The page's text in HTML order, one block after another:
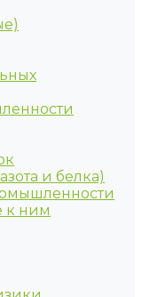
и белка)
к ним